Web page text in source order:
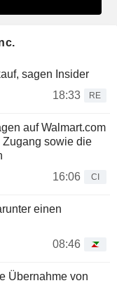
sagen Insider
18:33
RE
auf Walmart.com
Zugang sowie die
16:06
CI
einen
08:46
Übernahme von